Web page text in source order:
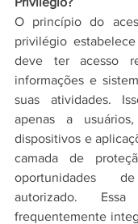
O princípio do
privilégio
deve ter acesso
informações e
suas atividades.
apenas a
dispositivos e
camada de
oportunidades
autorizado.
frequentemente